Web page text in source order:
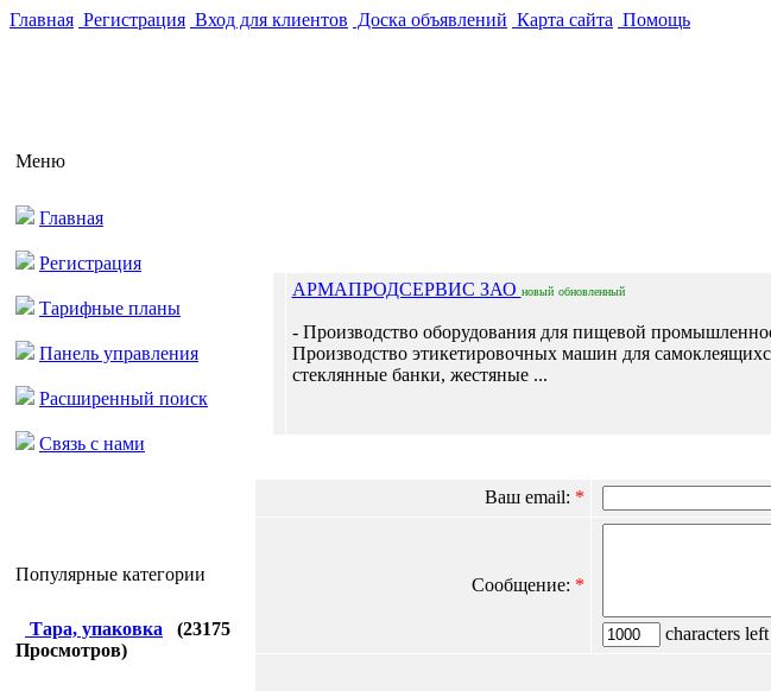
Главная Регистрация Вход для клиентов Доска объявлений Карта сайта Помощь
Меню
Главная
Регистрация
Тарифные планы
Панель управления
Расширенный поиск
Связь с нами
Популярные категории
Тара, упаковка (23175
Просмотров)
АРМАПРОДСЕРВИС ЗАО новый обновленный
- Производство оборудования для пищевой
Производство этикетировочных машин для
стеклянные банки, жестяные ...
Ваш email: *
Сообщение: *
characters left